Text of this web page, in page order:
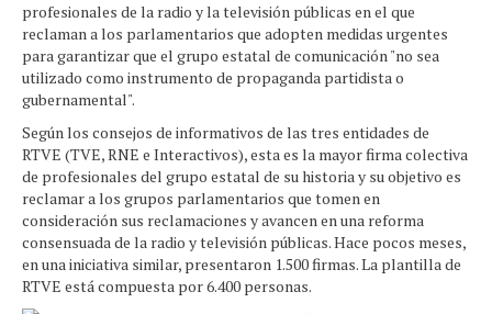
profesionales de la radio y la televisión públicas en el que
reclaman a los parlamentarios que adopten medidas urgentes
para garantizar que el grupo estatal de comunicación "no sea
utilizado como instrumento de propaganda partidista o
gubernamental".
Según los consejos de informativos de las tres entidades de
RTVE (TVE, RNE e Interactivos), esta es la mayor firma colectiva
de profesionales del grupo estatal de su historia y su objetivo es
reclamar a los grupos parlamentarios que tomen en
consideración sus reclamaciones y avancen en una reforma
consensuada de la radio y televisión públicas. Hace pocos meses,
en una iniciativa similar, presentaron 1.500 firmas. La plantilla de
RTVE está compuesta por 6.400 personas.